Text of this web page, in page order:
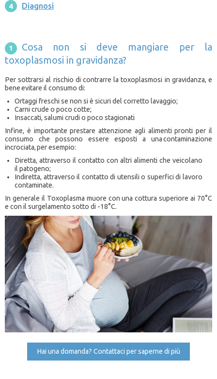
Diagnosi
Cosa non si deve mangiare per la
toxoplasmosi in gravidanza?
Per sottrarsi al rischio di contrarre la toxoplasmosi in gravidanza, e
bene evitare il consumo di:
Ortaggi freschi se non si è sicuri del corretto lavaggio;
Carni crude o poco cotte;
Insaccati, salumi crudi o poco stagionati
Infine, è importante prestare attenzione agli alimenti pronti per il
consumo che possono essere esposti a una contaminazione
incrociata, per esempio:
Diretta, attraverso il contatto con altri alimenti che veicolano
il patogeno;
Indiretta, attraverso il contatto di utensili o superfici di lavoro
contaminate.
In generale il Toxoplasma muore con una cottura superiore ai 70°C
e con il surgelamento sotto di -18°C.
Hai una domanda? Contattaci per saperne di più